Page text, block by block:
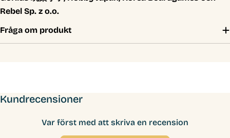
Rebel Sp. z o.o.
Fråga om produkt
Kundrecensioner
Var först med att skriva en recension